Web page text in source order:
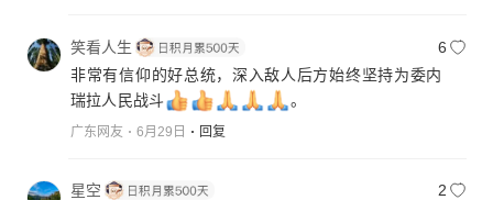
笑看人生
6
非常有信仰的好总统，深入敌人后方始终坚持为委内
瑞拉人民战斗
。
广东网友 6月29日 回复
星空
2